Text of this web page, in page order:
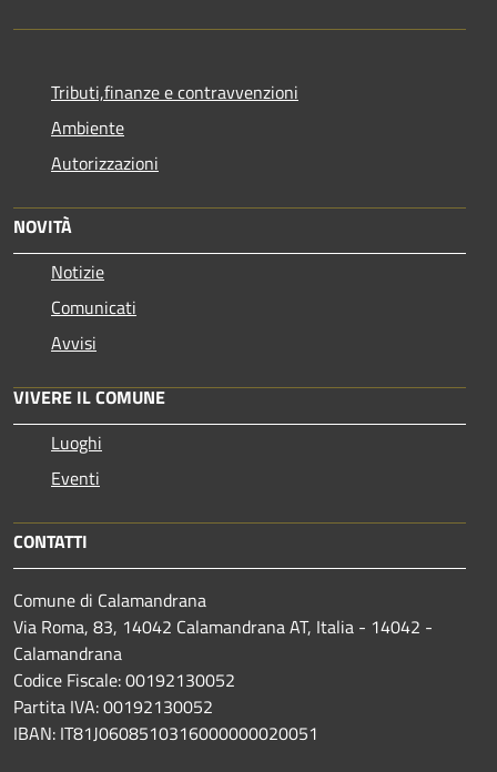
Tributi,finanze e contravvenzioni
Ambiente
Autorizzazioni
NOVITÀ
Notizie
Comunicati
Avvisi
VIVERE IL COMUNE
Luoghi
Eventi
CONTATTI
Comune di Calamandrana
Via Roma, 83, 14042 Calamandrana AT, Italia - 14042 -
Calamandrana
Codice Fiscale: 00192130052
Partita IVA: 00192130052
IBAN: IT81J0608510316000000020051